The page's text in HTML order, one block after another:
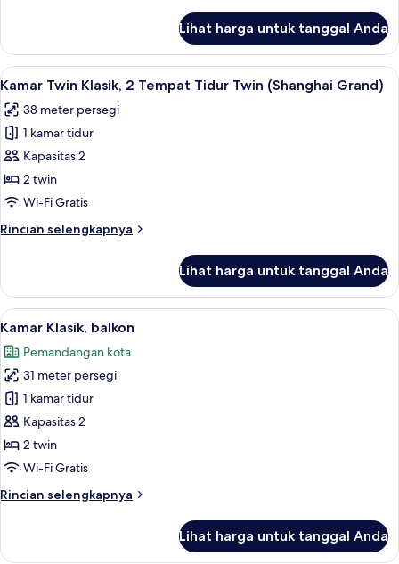
Kamar
Twin
Basic
Lihat harga untuk tanggal Anda
Lihat
semua
foto
untuk
Kamar
Twin
Klasik,
Tempat
(Shanghai
Grand)
Kamar Twin Klasik, 2 Tempat Tidur
5
Kamar Twin Klasik, 2 Tempat Tidur Twin (Shanghai Grand)
38 meter persegi
1 kamar tidur
Kapasitas 2
2 twin
Wi-Fi Gratis
Rincian selengkapnya
Rincian
Kamar
Twin
Klasik,
Tempat
Tidur
Twin
(Shanghai
Grand)
Lihat harga untuk tanggal Anda
Lihat
semua
foto
untuk
Kamar
Klasik,
balkon
Kamar Klasik, balkon | 1 kamar tidur,
4
Kamar Klasik, balkon
Pemandangan kota
31 meter persegi
1 kamar tidur
Kapasitas 2
2 twin
Wi-Fi Gratis
Rincian selengkapnya
Rincian
Kamar
Lihat harga untuk tanggal Anda